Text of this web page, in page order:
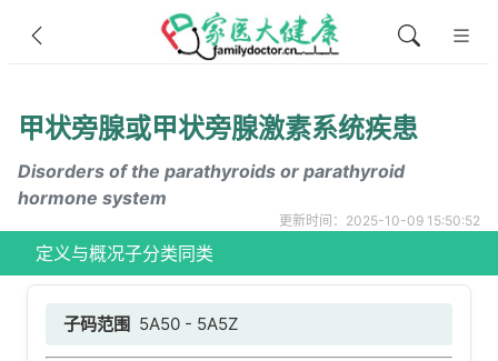
甲状旁腺或甲状旁腺激素系统疾患
Disorders of the parathyroids or parathyroid
hormone system
更新时间：2025-10-09 15:50:52
定义与概况子分类同类
子码范围 5A50 - 5A5Z